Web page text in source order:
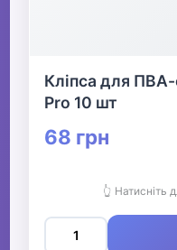
Кліпса для ПВА-
Pro 10 шт
68 грн
👆 Натисніть